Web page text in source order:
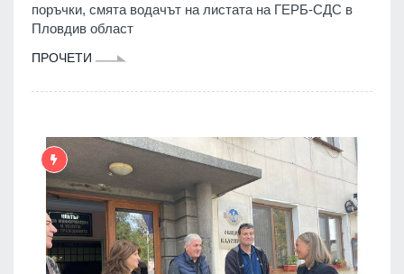
поръчки, смята водачът на листата на ГЕРБ-СДС в
Пловдив област
ПРОЧЕТИ